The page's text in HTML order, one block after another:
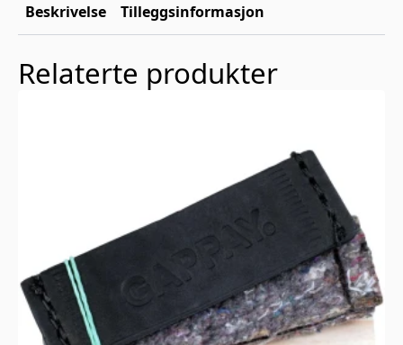
Beskrivelse Tilleggsinformasjon
Relaterte produkter